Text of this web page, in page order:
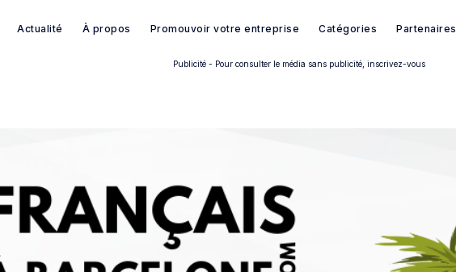
Actualité À propos Promouvoir votre entreprise Catégories Partenaires
Publicité - Pour consulter le média sans publicité, inscrivez-vous